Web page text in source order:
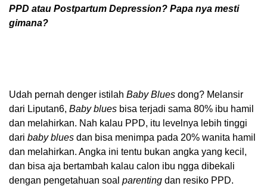
PPD atau Postpartum Depression? Papa nya mesti
gimana?
Udah pernah denger istilah Baby Blues dong? Melansir
dari Liputan6, Baby blues bisa terjadi sama 80% ibu hamil
dan melahirkan. Nah kalau PPD, itu levelnya lebih tinggi
dari baby blues dan bisa menimpa pada 20% wanita hamil
dan melahirkan. Angka ini tentu bukan angka yang kecil,
dan bisa aja bertambah kalau calon ibu ngga dibekali
dengan pengetahuan soal parenting dan resiko PPD.